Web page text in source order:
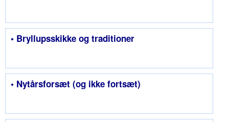
• Bryllupsskikke og traditioner
• Nytårsforsæt (og ikke fortsæt)